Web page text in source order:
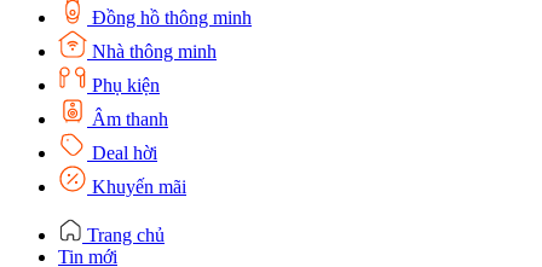
Đồng hồ thông minh
Nhà thông minh
Phụ kiện
Âm thanh
Deal hời
Khuyến mãi
Trang chủ
Tin mới